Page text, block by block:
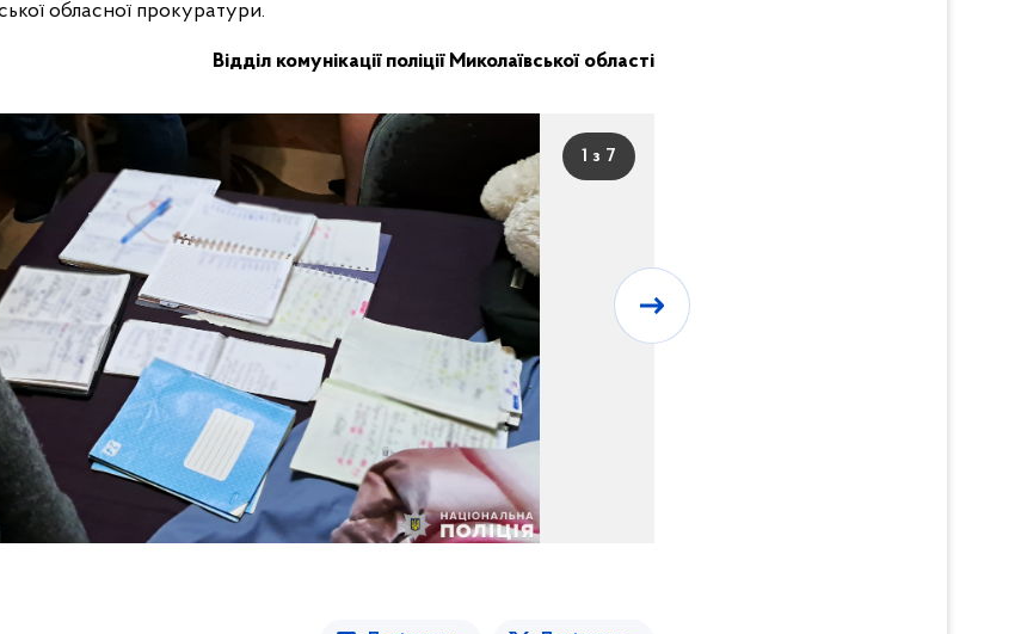
обласної прокуратури.
Відділ комунікації поліції Миколаївської області
1 з 7